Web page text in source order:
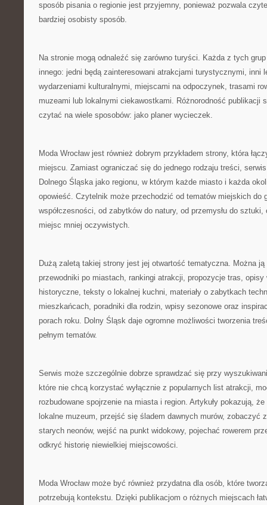
sposób pisania o regionie jest przyjemny, ponieważ pozwala
bardziej osobisty sposób.
Na stronie mogą odnaleźć się zarówno turyści. Każda z tych
innego: jedni będą zainteresowani atrakcjami turystycznymi, inni
wydarzeniami kulturalnymi, miejscami na odpoczynek, trasami
muzeami lub lokalnymi ciekawostkami. Różnorodność publikacji
czytać na wiele sposobów: jako planer wycieczek.
Moda Wrocław jest również dobrym przykładem strony, która
miejscu. Zamiast ograniczać się do jednego rodzaju treści,
Dolnego Śląska jako regionu, w którym każde miasto i każda
opowieść. Czytelnik może przechodzić od tematów miejskich do
współczesności, od zabytków do natury, od przemysłu do
miejsc mniej oczywistych.
Dużą zaletą takiej strony jest jej otwartość tematyczna. Można
przewodniki po miastach, rankingi atrakcji, propozycje tras, opisy
historyczne, teksty o lokalnej kuchni, materiały o zabytkach
mieszkańcach, poradniki dla rodzin, wpisy sezonowe oraz
porach roku. Dolny Śląsk daje ogromne możliwości tworzenia
pełnym tematów.
Serwis może szczególnie dobrze sprawdzać się przy
które nie chcą korzystać wyłącznie z popularnych list atrakcji,
rozbudowane spojrzenie na miasta i region. Artykuły pokazują,
lokalne muzeum, przejść się śladem dawnych murów, zobaczyć
starych neonów, wejść na punkt widokowy, pojechać rowerem
odkryć historię niewielkiej miejscowości.
Moda Wrocław może być również przydatna dla osób, które
potrzebują kontekstu. Dzięki publikacjom o różnych miejscach